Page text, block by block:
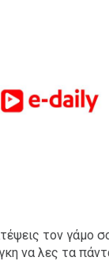
τον γάμο
να λες τα